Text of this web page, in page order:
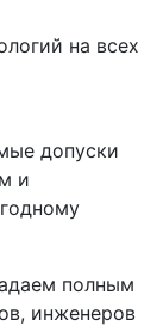
на всех
допуски
и
полным
инженеров